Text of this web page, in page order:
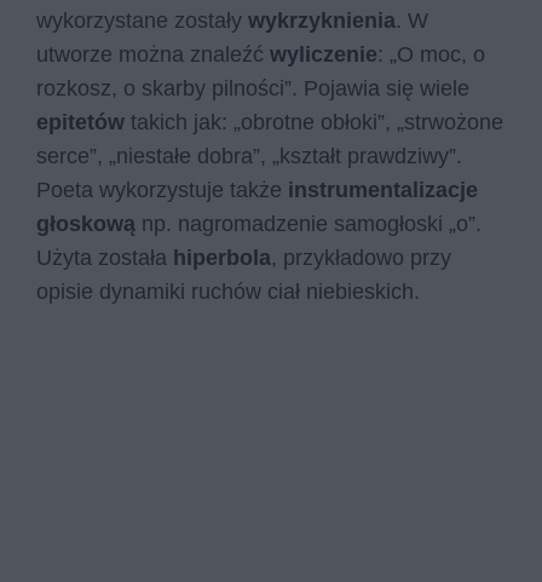
wykorzystane zostały wykrzyknienia. W
utworze można znaleźć wyliczenie: „O moc, o
rozkosz, o skarby pilności”. Pojawia się wiele
epitetów takich jak: „obrotne obłoki”, „strwożone
serce”, „niestałe dobra”, „kształt prawdziwy”.
Poeta wykorzystuje także instrumentalizacje
głoskową np. nagromadzenie samogłoski „o”.
Użyta została hiperbola, przykładowo przy
opisie dynamiki ruchów ciał niebieskich.